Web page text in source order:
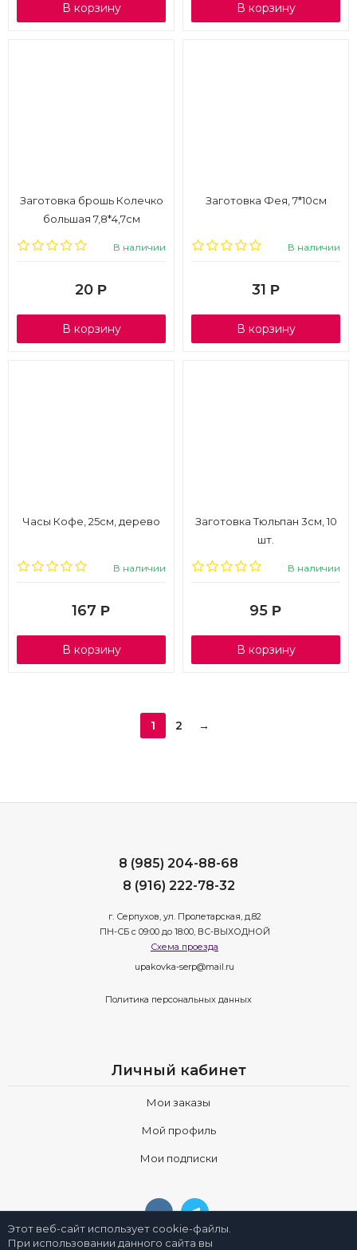
В корзину В корзину
Заготовка брошь Колечко
большая 7,8*4,7см
В наличии
20 Р
В корзину
Заготовка Фея, 7*10см
В наличии
31 Р
В корзину
Часы Кофе, 25см, дерево
В наличии
167 Р
В корзину
Заготовка Тюльпан 3см, 10
шт.
В наличии
95 Р
В корзину
1 2 →
8 (985) 204-88-68
8 (916) 222-78-32
г. Серпухов, ул. Пролетарская, д.82
ПН-СБ с 09:00 до 18:00, ВС-ВЫХОДНОЙ
Схема проезда
upakovka-serp@mail.ru
Политика персональных данных
Личный кабинет
Мои заказы
Мой профиль
Мои подписки
Этот веб-сайт использует cookie-файлы.
При использовании данного сайта вы